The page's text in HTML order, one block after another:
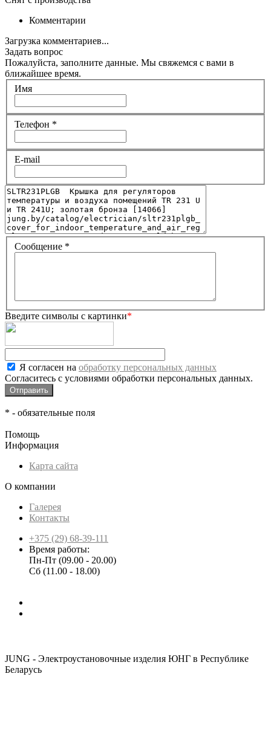
Комментарии
Загрузка комментариев...
Задать вопрос
Пожалуйста, заполните данные. Мы свяжемся с вами в
ближайшее время.
Имя
Телефон *
E-mail
Сообщение *
Введите символы с картинки*
Я согласен на обработку персональных данных
Согласитесь с условиями обработки персональных данных.
* - обязательные поля
Помощь
Информация
Карта сайта
О компании
Галерея
Контакты
+375 (29) 68-39-111
Время работы:
Пн-Пт (09.00 - 20.00)
Сб (11.00 - 18.00)
JUNG - Электроустановочные изделия ЮНГ в Республике
Беларусь